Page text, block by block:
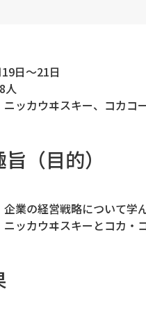
日〜21日
人
ッカウヰスキー、コカコ
（目的）
業の経営戦略について学
ッカウヰスキーとコカ・